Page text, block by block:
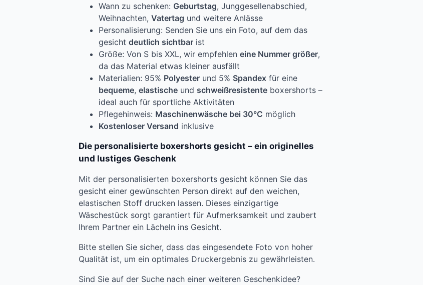
Wann zu schenken: Geburtstag, Junggesellenabschied,
Weihnachten, Vatertag und weitere Anlässe
Personalisierung: Senden Sie uns ein Foto, auf dem das
gesicht deutlich sichtbar ist
Größe: Von S bis XXL, wir empfehlen eine Nummer größer,
da das Material etwas kleiner ausfällt
Materialien: 95% Polyester und 5% Spandex für eine
bequeme, elastische und schweißresistente boxershorts –
ideal auch für sportliche Aktivitäten
Pflegehinweis: Maschinenwäsche bei 30°C möglich
Kostenloser Versand inklusive
Die personalisierte boxershorts gesicht – ein originelles
und lustiges Geschenk
Mit der personalisierten boxershorts gesicht können Sie das
gesicht einer gewünschten Person direkt auf den weichen,
elastischen Stoff drucken lassen. Dieses einzigartige
Wäschestück sorgt garantiert für Aufmerksamkeit und zaubert
Ihrem Partner ein Lächeln ins Gesicht.
Bitte stellen Sie sicher, dass das eingesendete Foto von hoher
Qualität ist, um ein optimales Druckergebnis zu gewährleisten.
Sind Sie auf der Suche nach einer weiteren Geschenkidee?